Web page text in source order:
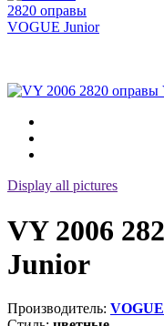
Display all pictures
VY 2006
Junior
Производитель: